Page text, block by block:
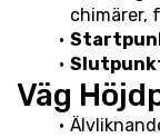
chimärer,
Väg